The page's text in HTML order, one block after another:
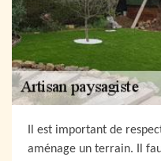
Il est important de
aménage un terrain. Il